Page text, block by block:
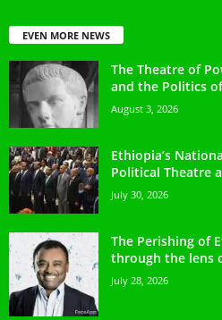
EVEN MORE NEWS
The Theatre of
and the Politics
August 3, 2026
Ethiopia’s
Political Theatre
July 30, 2026
The Perishing of
through the lens
July 28, 2026